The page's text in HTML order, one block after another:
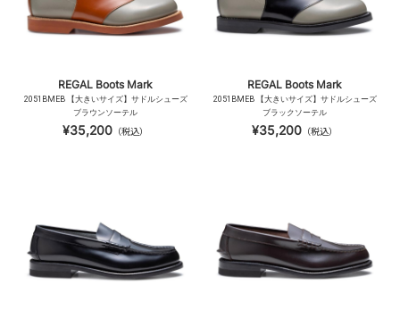
REGAL Boots Mark
2051BMEB 【大きいサイズ】サドルシューズ
ブラウンソーテル
¥35,200 （税込）
REGAL Boots Mark
2051BMEB 【大きいサイズ】サドルシューズ
ブラックソーテル
¥35,200 （税込）